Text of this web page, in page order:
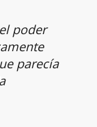
poder
parecía